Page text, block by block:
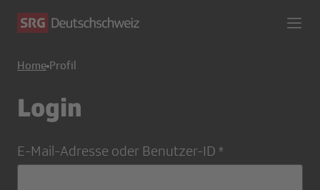
Home Profil
Login
E-Mail-Adresse oder Benutzer-ID